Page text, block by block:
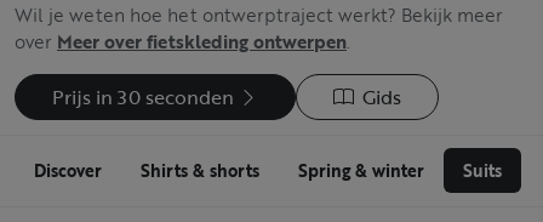
Wil je weten hoe het ontwerptraject werkt? Bekijk meer
over Meer over fietskleding ontwerpen.
Prijs in 30 seconden Gids
Discover Shirts & shorts Spring & winter Suits